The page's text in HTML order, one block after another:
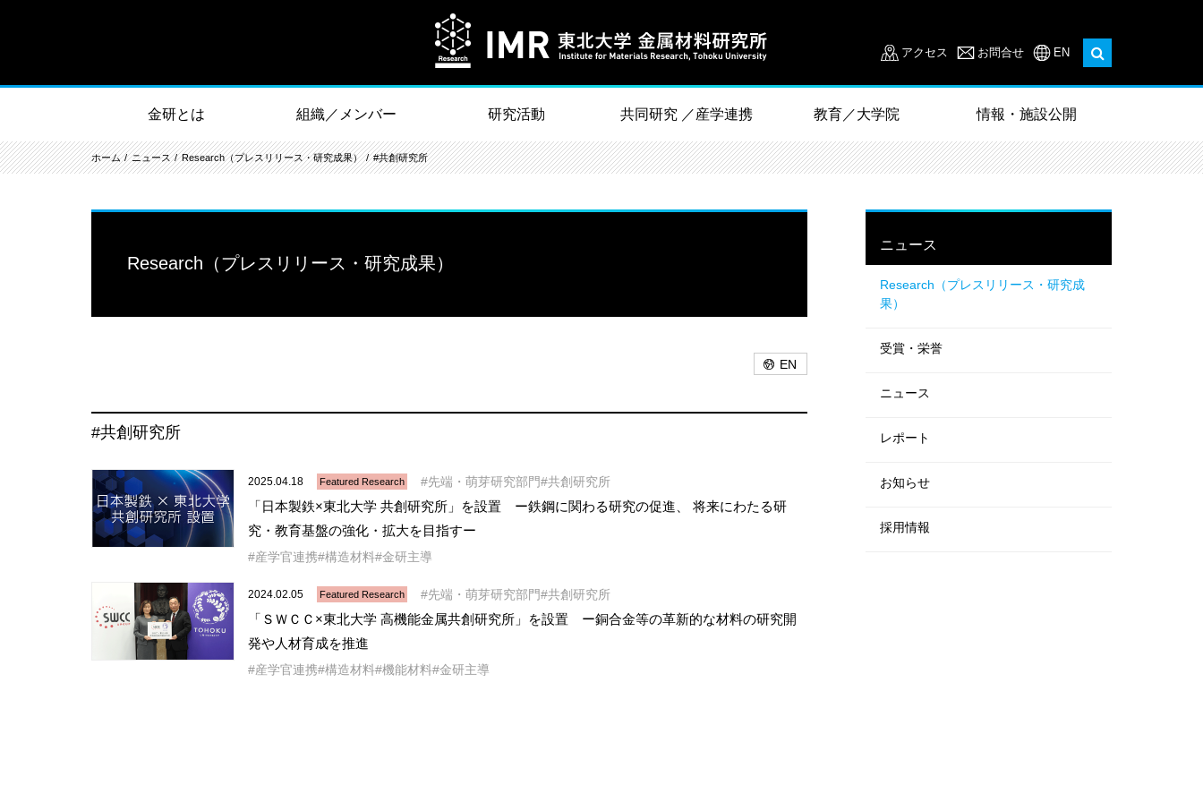
アクセス お問合せ EN
金研とは 組織／メンバー 研究活動 共同研究 ／産学連携 教育／大学院 情報・施設公開
ホーム ニュース Research（プレスリリース・研究成果） #共創研究所
Research（プレスリリース・研究成果）
EN
#共創研究所
2025.04.18 Featured Research 先端・萌芽研究部門 共創研究所
「日本製鉄×東北大学 共創研究所」を設置 ー鉄鋼に関わる研究の促進、 将来にわたる研
究・教育基盤の強化・拡大を目指すー
産学官連携 構造材料 金研主導
2024.02.05 Featured Research 先端・萌芽研究部門 共創研究所
「ＳＷＣＣ×東北大学 高機能金属共創研究所」を設置 ー銅合金等の革新的な材料の研究開
発や人材育成を推進
産学官連携 構造材料 機能材料 金研主導
ニュース
Research（プレスリリース・研究成
果）
受賞・栄誉
ニュース
レポート
お知らせ
採用情報